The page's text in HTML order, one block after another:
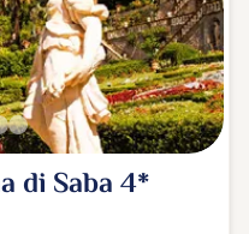
(0)
(0)
di Saba4*